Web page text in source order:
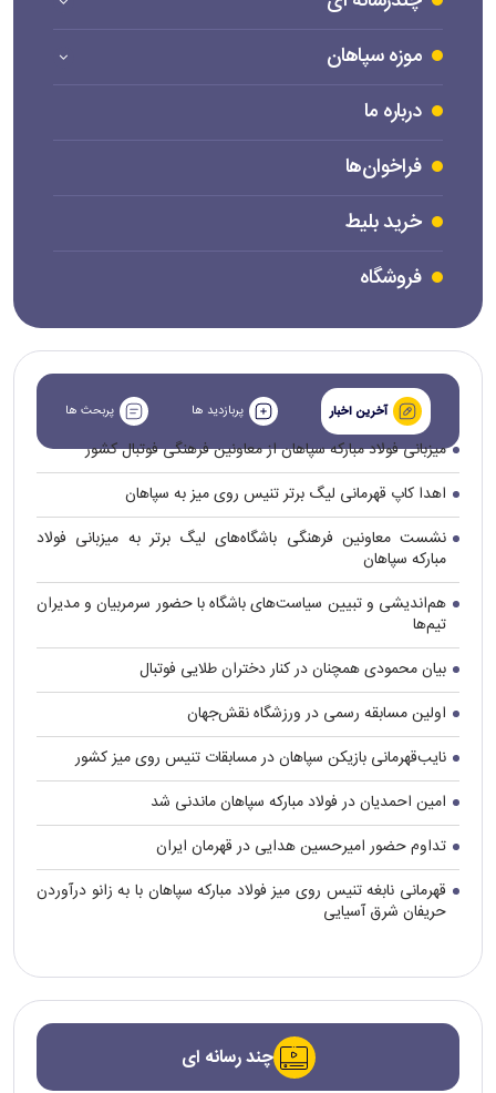
موزه سپاهان
درباره ما
فراخوان‌ها
خرید بلیط
فروشگاه
آخرین اخبار پربازدید ها پربحث ها
میزبانی فولاد مبارکه سپاهان از معاونین فرهنگی فوتبال کشور
اهدا کاپ قهرمانی لیگ برتر تنیس روی میز به سپاهان
نشست معاونین فرهنگی باشگاه‌های لیگ برتر به میزبانی فولاد
مبارکه سپاهان
هم‌اندیشی و تبیین سیاست‌های باشگاه با حضور سرمربیان و مدیران
تیم‌ها
بیان محمودی همچنان در کنار دختران طلایی فوتبال
اولین مسابقه رسمی در ورزشگاه نقش‌جهان
نایب‌قهرمانی بازیکن سپاهان در مسابقات تنیس روی میز کشور
امین احمدیان در فولاد مبارکه سپاهان ماندنی شد
تداوم حضور امیرحسین هدایی در قهرمان ایران
قهرمانی نابغه تنیس روی میز فولاد مبارکه سپاهان با به زانو درآوردن
حریفان شرق آسیایی
چند رسانه ای